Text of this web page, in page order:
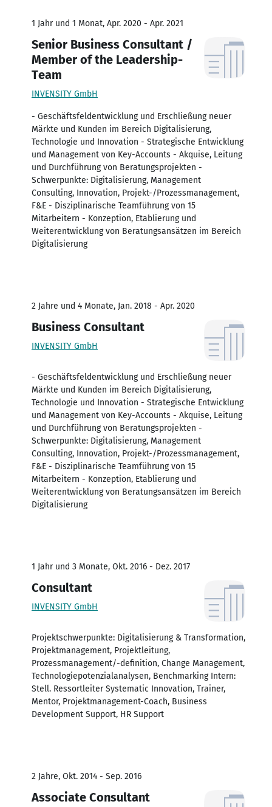
1 Jahr und 1 Monat, Apr. 2020 - Apr. 2021
Senior Business Consultant /
Member of the Leadership-
Team
INVENSITY GmbH
- Geschäftsfeldentwicklung und Erschließung neuer
Märkte und Kunden im Bereich Digitalisierung,
Technologie und Innovation - Strategische Entwicklung
und Management von Key-Accounts - Akquise, Leitung
und Durchführung von Beratungsprojekten -
Schwerpunkte: Digitalisierung, Management
Consulting, Innovation, Projekt-/Prozessmanagement,
F&E - Disziplinarische Teamführung von 15
Mitarbeitern - Konzeption, Etablierung und
Weiterentwicklung von Beratungsansätzen im Bereich
Digitalisierung
2 Jahre und 4 Monate, Jan. 2018 - Apr. 2020
Business Consultant
INVENSITY GmbH
- Geschäftsfeldentwicklung und Erschließung neuer
Märkte und Kunden im Bereich Digitalisierung,
Technologie und Innovation - Strategische Entwicklung
und Management von Key-Accounts - Akquise, Leitung
und Durchführung von Beratungsprojekten -
Schwerpunkte: Digitalisierung, Management
Consulting, Innovation, Projekt-/Prozessmanagement,
F&E - Disziplinarische Teamführung von 15
Mitarbeitern - Konzeption, Etablierung und
Weiterentwicklung von Beratungsansätzen im Bereich
Digitalisierung
1 Jahr und 3 Monate, Okt. 2016 - Dez. 2017
Consultant
INVENSITY GmbH
Projektschwerpunkte: Digitalisierung & Transformation,
Projektmanagement, Projektleitung,
Prozessmanagement/-definition, Change Management,
Technologiepotenzialanalysen, Benchmarking Intern:
Stell. Ressortleiter Systematic Innovation, Trainer,
Mentor, Projektmanagement-Coach, Business
Development Support, HR Support
2 Jahre, Okt. 2014 - Sep. 2016
Associate Consultant